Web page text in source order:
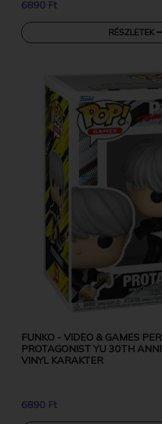
6890 Ft
RÉSZLETEK
FUNKO - VIDEO & GAMES
PROTAGONIST YU 30TH
VINYL KARAKTER
6890 Ft